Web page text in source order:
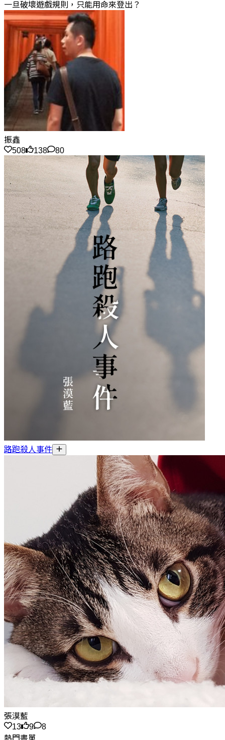
一旦破壞遊戲規則，只能用命來登出？
振鑫
508
138 80
路跑殺人事件
張漠藍
13
9
8